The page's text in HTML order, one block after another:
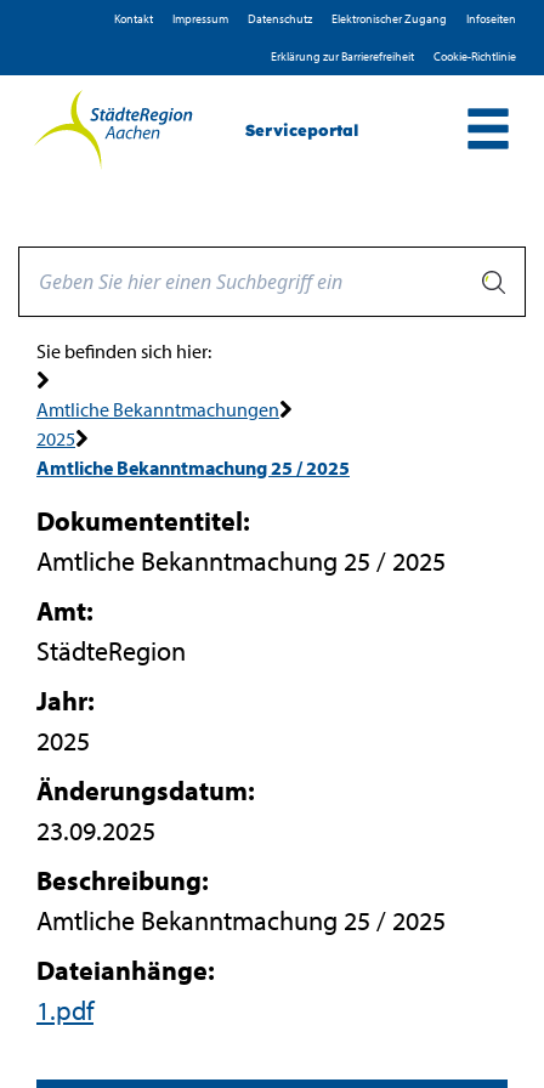
Zum Hauptinhalt springen
Zum Hauptinhalt
Kontakt Impressum D­atenschutz Elektronischer Zugang Infoseiten
Erklärung zur Barrierefreiheit Cookie-Richtlinie
Serviceportal
Sie befinden sich hier:
Amtliche Bekanntmachungen
2025
Amtliche Bekanntmachung 25 / 2025
Dokumententitel:
Amtliche Bekanntmachung 25 / 2025
Amt:
StädteRegion
Jahr:
2025
Änderungsdatum:
23.09.2025
Beschreibung:
Amtliche Bekanntmachung 25 / 2025
Dateianhänge:
1.pdf